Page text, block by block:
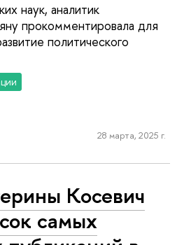
наук, аналитик
прокомментировала для
политического
28 марта, 2025 г.
Косевич
самых